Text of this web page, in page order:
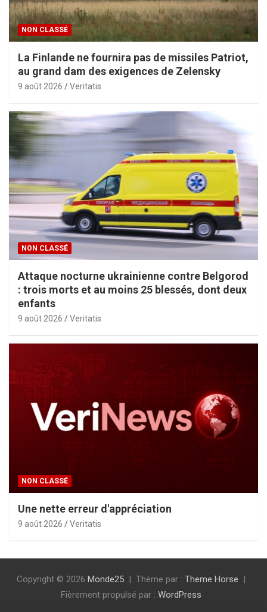
NON CLASSÉ
La Finlande ne fournira pas de missiles Patriot,
au grand dam des exigences de Zelensky
9 août 2026 Veritatis
NON CLASSÉ
Attaque nocturne ukrainienne contre Belgorod
: trois morts et au moins 25 blessés, dont deux
enfants
9 août 2026 Veritatis
NON CLASSÉ
Une nette erreur d'appréciation
9 août 2026 Veritatis
Copyright © 2026 Monde25 Thème par : Theme Horse
Fièrement propulsé par : WordPress